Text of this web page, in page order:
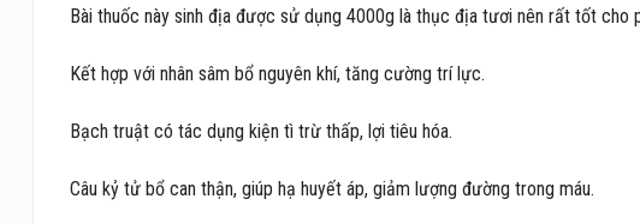
Bài thuốc này sinh địa được sử dụng 4000g là thục địa tươi nên rất tốt cho
Kết hợp với nhân sâm bổ nguyên khí, tăng cường trí lực.
Bạch truật có tác dụng kiện tì trừ thấp, lợi tiêu hóa.
Câu kỷ tử bổ can thận, giúp hạ huyết áp, giảm lượng đường trong máu.